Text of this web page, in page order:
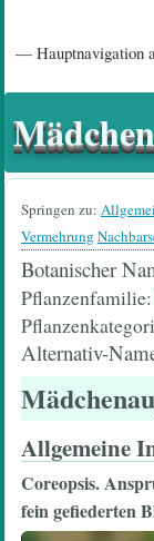
— Hauptnavigation
Springen zu:
Vermehrung
Botanischer
Pflanzenfamilie
Alternativ-
Allgemeine
Coreopsis.
fein gefiederten